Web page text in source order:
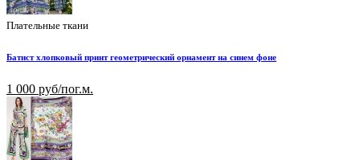
Плательные ткани
Батист хлопковый принт геометрический орнамент на синем фоне
1 000 руб/пог.м.